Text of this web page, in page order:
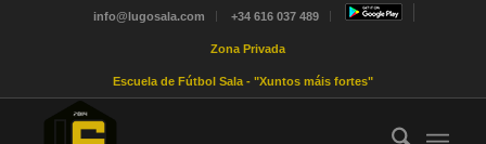
info@lugosala.com +34 616 037 489
Zona Privada
Escuela de Fútbol Sala - "Xuntos máis fortes"